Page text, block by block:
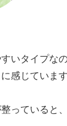
いタイプな
感じています
っていると